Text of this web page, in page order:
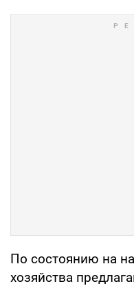
По состоянию на
хозяйства